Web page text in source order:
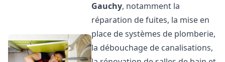
Gauchy, notamment la
réparation de fuites, la mise en
place de systèmes de plomberie,
la débouchage de canalisations,